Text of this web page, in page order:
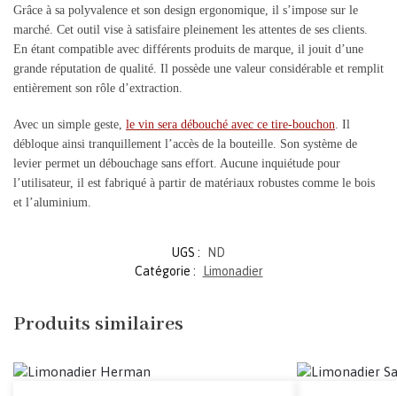
Grâce à sa polyvalence et son design ergonomique, il s’impose sur le
marché. Cet outil vise à satisfaire pleinement les attentes de ses clients.
En étant compatible avec différents produits de marque, il jouit d’une
grande réputation de qualité. Il possède une valeur considérable et remplit
entièrement son rôle d’extraction.
Avec un simple geste, le vin sera débouché avec ce tire-bouchon. Il
débloque ainsi tranquillement l’accès de la bouteille. Son système de
levier permet un débouchage sans effort. Aucune inquiétude pour
l’utilisateur, il est fabriqué à partir de matériaux robustes comme le bois
et l’aluminium.
UGS :
ND
Catégorie :
Limonadier
Produits similaires